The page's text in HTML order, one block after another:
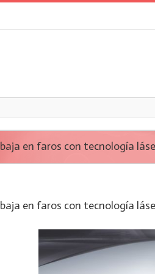
en faros con tecnología
en faros con tecnología